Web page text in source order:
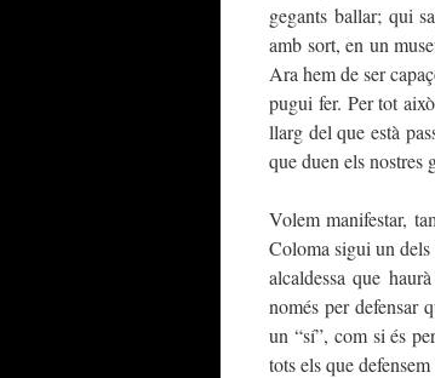
gegants ballar; qui
amb sort, en un
Ara hem de ser
pugui fer. Per tot
llarg del que està
que duen els nostres
Volem manifestar,
Coloma sigui un
alcaldessa que
només per defensar
un “sí”, com si és
tots els que